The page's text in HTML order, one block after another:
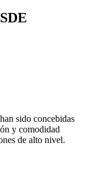
sido concebidas
y comodidad
de alto nivel.